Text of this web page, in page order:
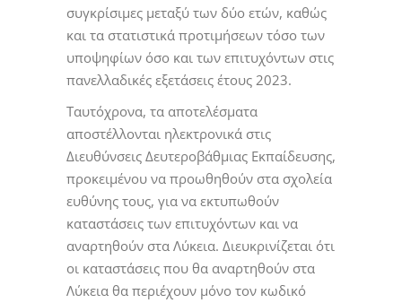
συγκρίσιμες μεταξύ των δύο ετών, καθώς
και τα στατιστικά προτιμήσεων τόσο των
υποψηφίων όσο και των επιτυχόντων στις
πανελλαδικές εξετάσεις έτους 2023.
Ταυτόχρονα, τα αποτελέσματα
αποστέλλονται ηλεκτρονικά στις
Διευθύνσεις Δευτεροβάθμιας Εκπαίδευσης,
προκειμένου να προωθηθούν στα σχολεία
ευθύνης τους, για να εκτυπωθούν
καταστάσεις των επιτυχόντων και να
αναρτηθούν στα Λύκεια. Διευκρινίζεται ότι
οι καταστάσεις που θα αναρτηθούν στα
Λύκεια θα περιέχουν μόνο τον κωδικό